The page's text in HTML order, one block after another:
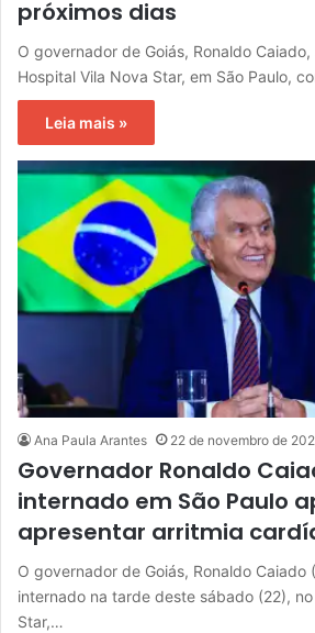
próximos dias
O governador de Goiás, Ronaldo
Hospital Vila Nova Star, em São Paulo,
Leia mais »
Ana Paula Arantes 22 de novembro de
Governador Ronaldo
internado em São Paulo
apresentar arritmia
O governador de Goiás, Ronaldo Caiado
internado na tarde deste sábado (22),
Star,…